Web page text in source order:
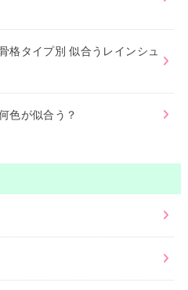
格タイプ別 似合うレインシュ
色が似合う？